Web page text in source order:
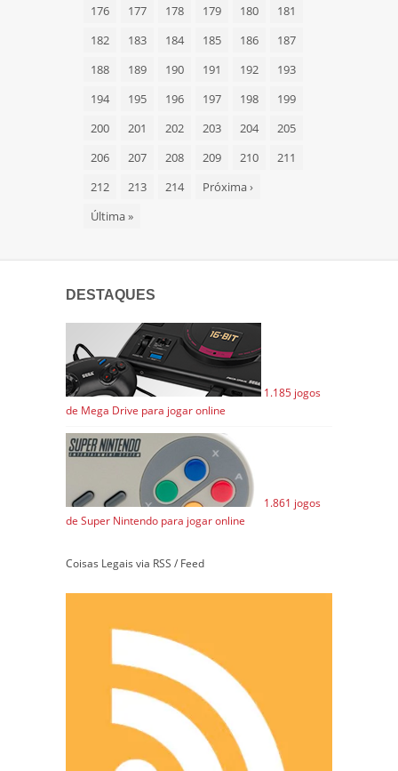
176
177 178 179 180
181
182
183 184 185 186
187
188
189 190 191 192
193
194
195 196 197 198
199
200
201 202 203 204
205
206
207 208 209 210
211
212
213 214 Próxima›
Última»
DESTAQUES
1.185 jogos
de Mega Drive para jogar online
1.861 jogos
de Super Nintendo para jogar online
Coisas Legais via RSS / Feed